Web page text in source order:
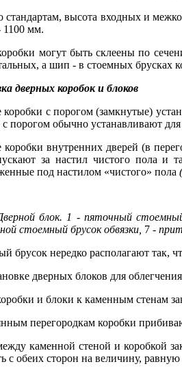
стандартам, высота входных и
1100 мм.
могут быть склеены по
а шип - в стоемных брусках
дверных коробок и блоков
с порогом (замк­нутые)
порогом обычно устанавли­вают
внутренних две­рей (в
за настил чистого пола и
под настилом «чистого» пола (
блок. 1 - пяточный
стоемный брусок обвязки, 7 -
брусок не­редко располагают так,
дверных блоков для
и блоки к каменным стенам
перегородкам коробки
каменной стеной и коробкой
с обеих сторон на вели­чину,